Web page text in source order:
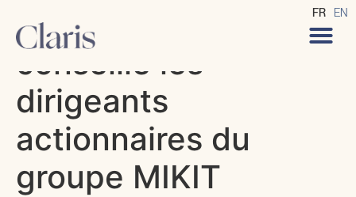
FR EN
CLARIS Avocats
conseille les
dirigeants
actionnaires du
groupe MIKIT